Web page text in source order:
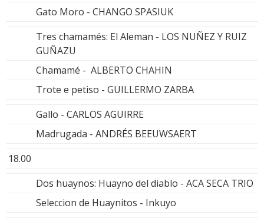
Gato Moro - CHANGO SPASIUK
Tres chamamés: El Aleman - LOS NUÑEZ Y RUIZ
GUÑAZU
Chamamé - ALBERTO CHAHIN
Trote e petiso - GUILLERMO ZARBA
Gallo - CARLOS AGUIRRE
Madrugada - ANDRÉS BEEUWSAERT
18.00
Dos huaynos: Huayno del diablo - ACA SECA TRIO
Seleccion de Huaynitos - Inkuyo